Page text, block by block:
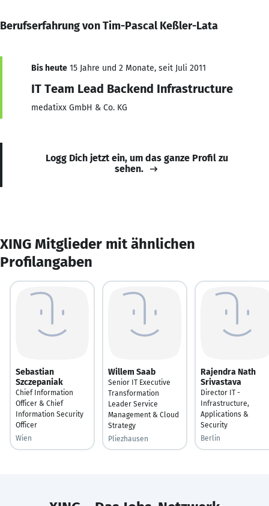
Berufserfahrung von Tim-Pascal Keßler-Lata
Bis heute 15 Jahre und 2 Monate, seit Juli 2011
IT Team Lead Backend Infrastructure
medatixx GmbH & Co. KG
Logg Dich jetzt ein, um das ganze Profil zu
sehen.
XING Mitglieder mit ähnlichen
Profilangaben
Sebastian
Szczepaniak
Chief Information
Officer & Chief
Information Security
Officer
Wien
Willem Saab
Senior IT Executive
Transformation
Leader Service
Management & Cloud
Strategy
Pliezhausen
Rajendra Nath
Srivastava
Director IT -
Infrastructure,
Applications &
Security
Berlin